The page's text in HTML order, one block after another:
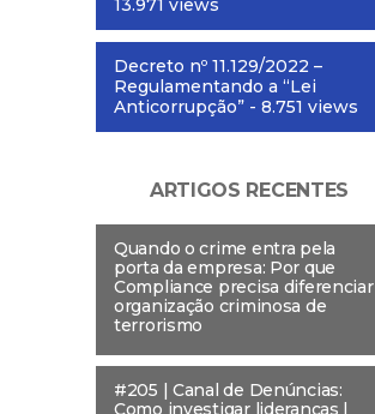
13.971 views
Decreto nº 11.129/2022 –
Regulamentando a “Lei
Anticorrupção” - 8.751 views
ARTIGOS RECENTES
Quando o crime entra pela
porta da empresa: Por que
Compliance precisa diferenciar
organização criminosa de
terrorismo
#205 | Canal de Denúncias:
Como investigar lideranças |